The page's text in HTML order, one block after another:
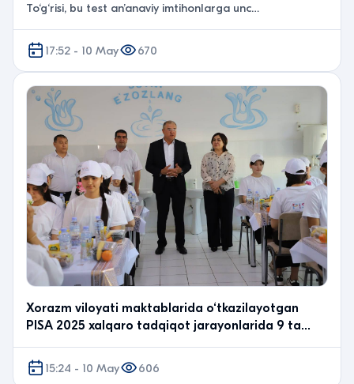
To‘g‘risi, bu test an’anaviy imtihonlarga unc…
17:52 - 10 May 670
Xorazm viloyati maktablarida o‘tkazilayotgan
PISA 2025 xalqaro tadqiqot jarayonlarida 9 ta
15:24 - 10 May
606